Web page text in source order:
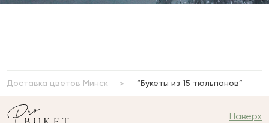
Доставка цветов Минск “Букеты из 15 тюльпанов”
Наверх